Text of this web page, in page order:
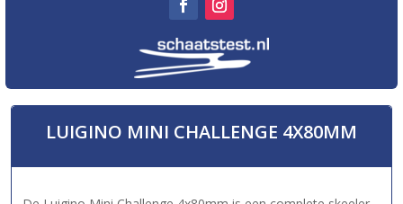
LUIGINO MINI CHALLENGE 4X80MM